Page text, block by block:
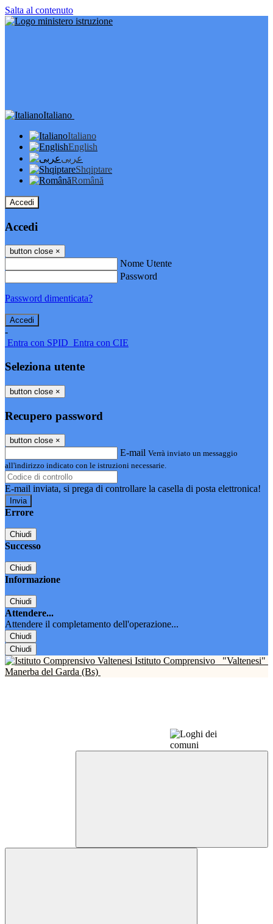
Salta al contenuto
Italiano
Italiano
English
عربى
Shqiptare
Română
Accedi
Accedi
button close ×
Nome Utente
Password
Password dimenticata?
-
Entra con SPID Entra con CIE
Seleziona utente
button close ×
Recupero password
button close ×
E-mail Verrà inviato un messaggio
all'indirizzo indicato con le istruzioni necessarie.
E-mail inviata, si prega di controllare la casella di posta elettronica!
Errore
Chiudi
Successo
Chiudi
Informazione
Chiudi
Attendere...
Attendere il completamento dell'operazione...
Chiudi
Chiudi
Istituto Comprensivo
"Valtenesi"
Manerba del Garda (Bs)